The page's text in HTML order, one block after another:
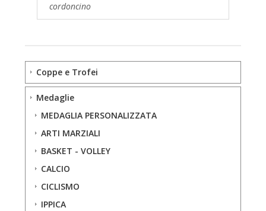
cordoncino
Coppe e Trofei
Medaglie
MEDAGLIA PERSONALIZZATA
ARTI MARZIALI
BASKET - VOLLEY
CALCIO
CICLISMO
IPPICA